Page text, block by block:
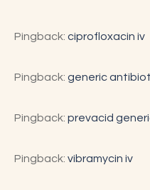
Pingback: ciprofloxacin iv
Pingback: generic
Pingback: prevacid
Pingback: vibramycin iv